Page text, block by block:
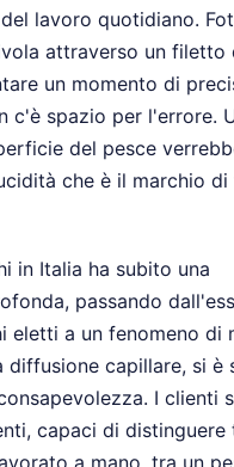
lavoro quotidiano.
attraverso un filetto
un momento di
c'è spazio per l'errore.
del pesce
che è il marchio
in Italia ha subito una
passando
eletti a un fenomeno di
diffusione capillare, si è
I clienti
capaci di distinguere